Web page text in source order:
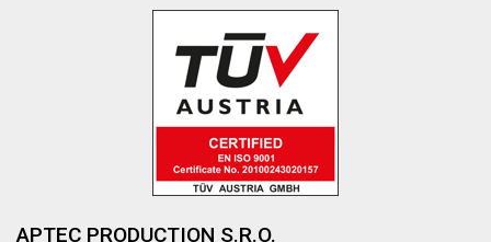
APTEC PRODUCTION S.R.O.